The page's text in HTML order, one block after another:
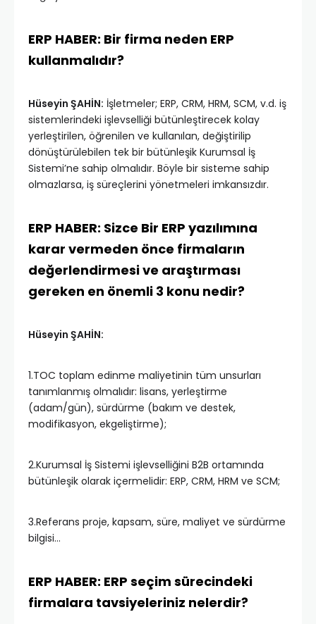
ERP HABER: Bir firma neden ERP
kullanmalıdır?
Hüseyin ŞAHİN: İşletmeler; ERP, CRM, HRM, SCM, v.d. iş
sistemlerindeki işlevselliği bütünleştirecek kolay
yerleştirilen, öğrenilen ve kullanılan, değiştirilip
dönüştürülebilen tek bir bütünleşik Kurumsal İş
Sistemi’ne sahip olmalıdır. Böyle bir sisteme sahip
olmazlarsa, iş süreçlerini yönetmeleri imkansızdır.
ERP HABER: Sizce Bir ERP yazılımına
karar vermeden önce firmaların
değerlendirmesi ve araştırması
gereken en önemli 3 konu nedir?
Hüseyin ŞAHİN:
1.TOC toplam edinme maliyetinin tüm unsurları
tanımlanmış olmalıdır: lisans, yerleştirme
(adam/gün), sürdürme (bakım ve destek,
modifikasyon, ekgeliştirme);
2.Kurumsal İş Sistemi işlevselliğini B2B ortamında
bütünleşik olarak içermelidir: ERP, CRM, HRM ve SCM;
3.Referans proje, kapsam, süre, maliyet ve sürdürme
bilgisi…
ERP HABER: ERP seçim sürecindeki
firmalara tavsiyeleriniz nelerdir?